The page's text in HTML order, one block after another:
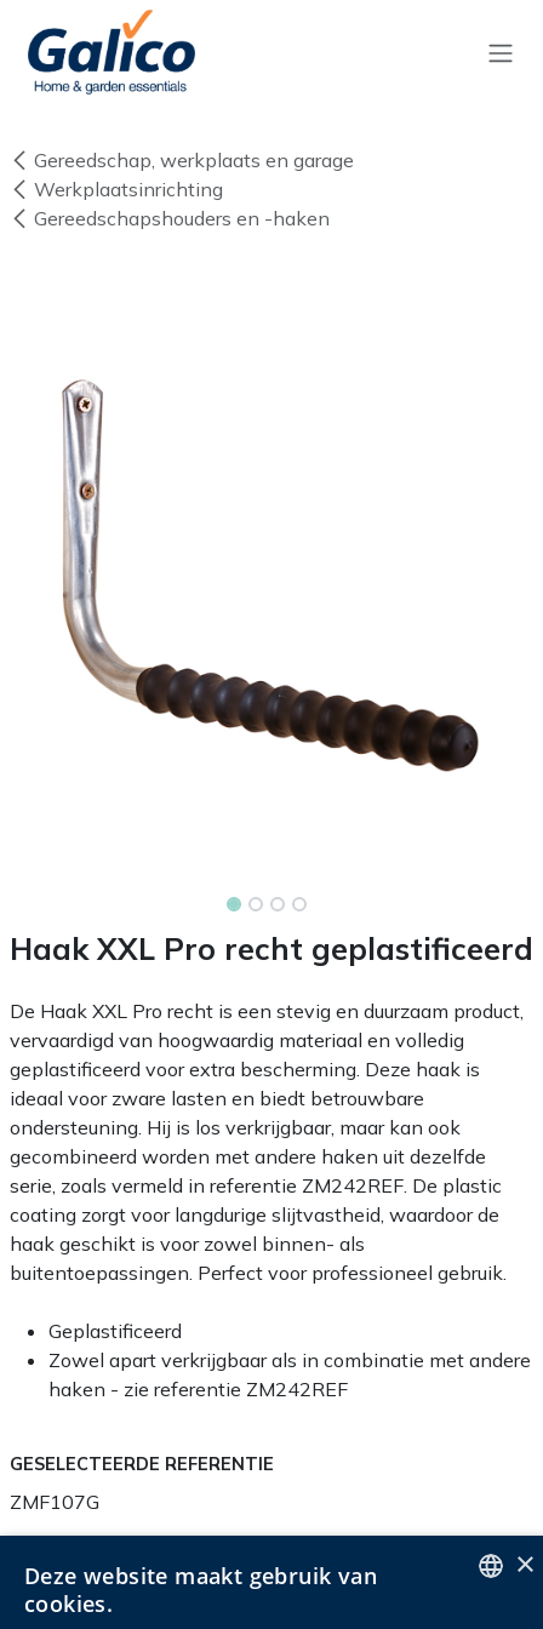
Overslaan naar inhoud
Gereedschap, werkplaats en garage
Werkplaatsinrichting
Gereedschapshouders en -haken
Haak XXL Pro recht geplastificeerd
De Haak XXL Pro recht is een stevig en duurzaam product,
vervaardigd van hoogwaardig materiaal en volledig
geplastificeerd voor extra bescherming. Deze haak is
ideaal voor zware lasten en biedt betrouwbare
ondersteuning. Hij is los verkrijgbaar, maar kan ook
gecombineerd worden met andere haken uit dezelfde
serie, zoals vermeld in referentie ZM242REF. De plastic
coating zorgt voor langdurige slijtvastheid, waardoor de
haak geschikt is voor zowel binnen- als
buitentoepassingen. Perfect voor professioneel gebruik.
Geplastificeerd
Zowel apart verkrijgbaar als in combinatie met andere
haken - zie referentie ZM242REF
GESELECTEERDE REFERENTIE
ZMF107G
×
Deze website maakt gebruik van
cookies.